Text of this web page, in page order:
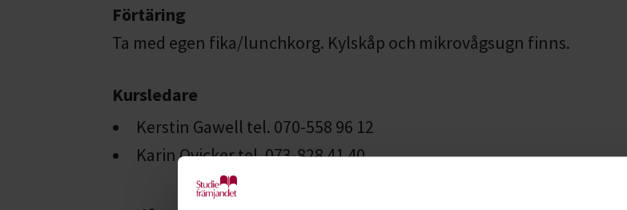
Förtäring
Ta med egen fika/lunchkorg. Kylskåp och mikrovågsugn finns.
Kursledare
Kerstin Gawell tel. 070-558 96 12
Karin Qvicker tel. 073-828 41 40